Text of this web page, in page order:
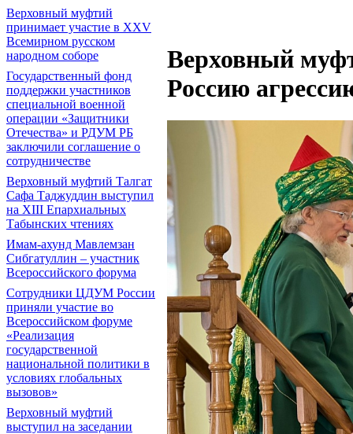
Верховный муфтий
принимает участие в XXV
Всемирном русском
народном соборе
Государственный фонд
поддержки участников
специальной военной
операции «Защитники
Отечества» и РДУМ РБ
заключили соглашение о
сотрудничестве
Верховный муфтий Талгат
Сафа Таджуддин выступил
на ХIII Епархиальных
Табынских чтениях
Имам-ахунд Мавлемзан
Сибгатуллин – участник
Всероссийского форума
Сотрудники ЦДУМ России
приняли участие во
Всероссийском форуме
«Реализация
государственной
национальной политики в
условиях глобальных
вызовов»
Верховный муфтий
выступил на заседании
Верховный
Россию